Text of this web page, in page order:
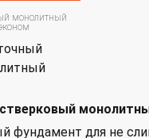
фундамент для не